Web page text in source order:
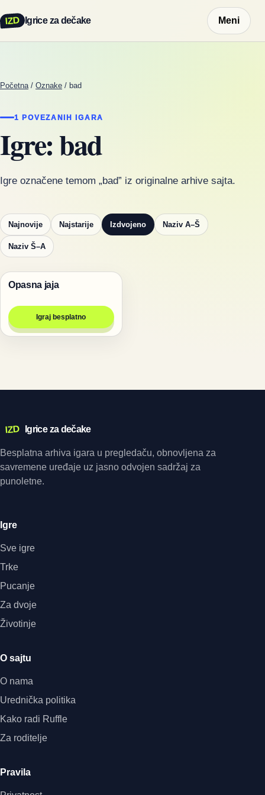
IZD Igrice za dečake Meni
Početna / Oznake / bad
1 POVEZANIH IGARA
Igre: bad
Igre označene temom „bad” iz originalne arhive sajta.
Najnovije Najstarije Izdvojeno Naziv A–Š
Naziv Š–A
Igre za dvoje
Opasna jaja
Igraj besplatno
IZD Igrice za dečake
Besplatna arhiva igara u pregledaču, obnovljena za
savremene uređaje uz jasno odvojen sadržaj za
punoletne.
Igre
Sve igre
Trke
Pucanje
Za dvoje
Životinje
O sajtu
O nama
Urednička politika
Kako radi Ruffle
Za roditelje
Pravila